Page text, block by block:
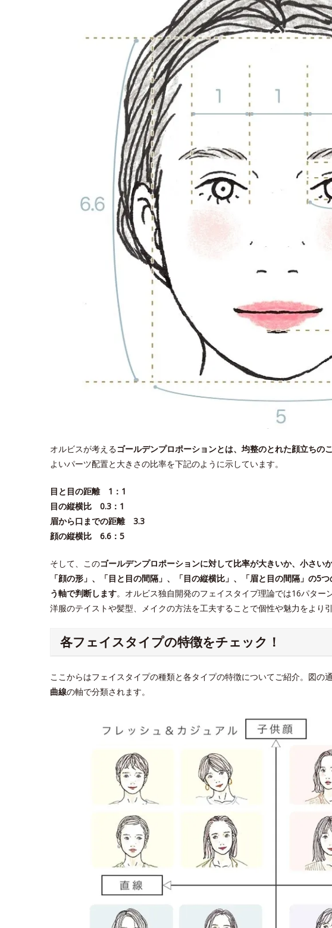
オルビスが考えるゴールデンプロポーションとは、均整のとれた顔立ちの
よいパーツ配置と大きさの比率を下記のように示しています。
目と目の距離 1：1
目の縦横比 0.3：1
眉から口までの距離 3.3
顔の縦横比 6.6：5
そして、このゴールデンプロポーションに対して比率が大きいか、小さい
「顔の形」、「目と目の間隔」、「目の縦横比」、「眉と目の間隔」の5
う軸で判断します。オルビス独自開発のフェイスタイプ理論では16パター
洋服のテイストや髪型、メイクの方法を工夫することで個性や魅力をより
各フェイスタイプの特徴をチェック！
ここからはフェイスタイプの種類と各タイプの特徴についてご紹介。図の
曲線の軸で分類されます。